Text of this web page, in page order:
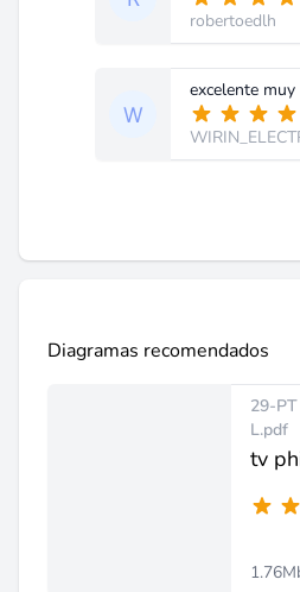
robertoedlh
Diagramas recomendados
29-
L.pdf
tv